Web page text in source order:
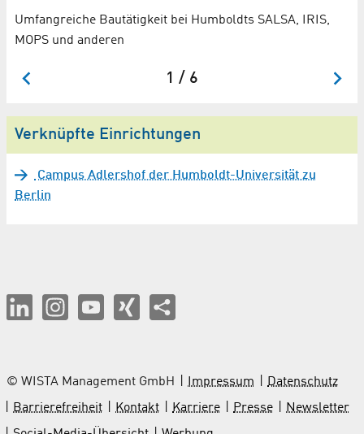
Umfangreiche Bautätigkeit bei Humboldts SALSA, IRIS,
MOPS und anderen
1 / 6
Verknüpfte Einrichtungen
Campus Adlershof der Humboldt-Universität zu
Berlin
© WISTA Management GmbH Impressum
Datenschutz
Barrierefreiheit
Kontakt Karriere Presse
Newsletter